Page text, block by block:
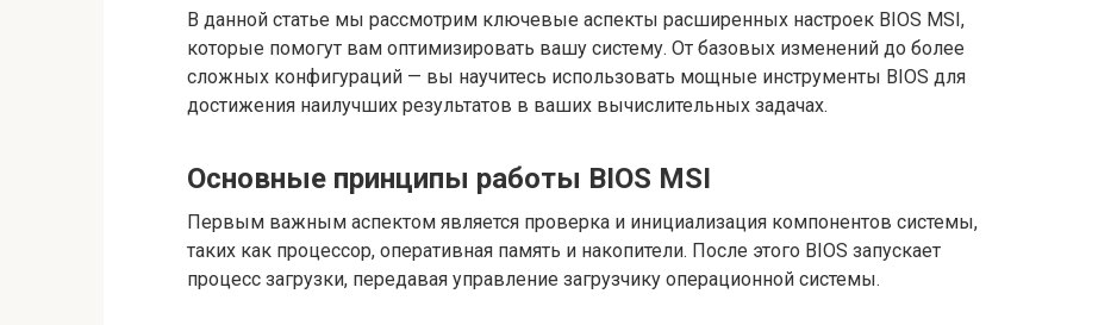
В данной статье мы рассмотрим ключевые аспекты расширенных настроек BIOS MSI,
которые помогут вам оптимизировать вашу систему. От базовых изменений до более
сложных конфигураций — вы научитесь использовать мощные инструменты BIOS для
достижения наилучших результатов в ваших вычислительных задачах.
Основные принципы работы BIOS MSI
Первым важным аспектом является проверка и инициализация компонентов системы,
таких как процессор, оперативная память и накопители. После этого BIOS запускает
процесс загрузки, передавая управление загрузчику операционной системы.